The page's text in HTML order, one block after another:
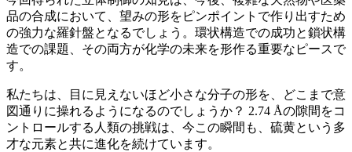
品の合成において、望みの形をピンポイントで作り出すため
の強力な羅針盤となるでしょう。環状構造での成功と鎖状構
造での課題、その両方が化学の未来を形作る重要なピースで
す。
私たちは、目に見えないほど小さな分子の形を、どこまで意
図通りに操れるようになるのでしょうか？ 2.74 Åの隙間をコ
ントロールする人類の挑戦は、今この瞬間も、硫黄という多
才な元素と共に進化を続けています。